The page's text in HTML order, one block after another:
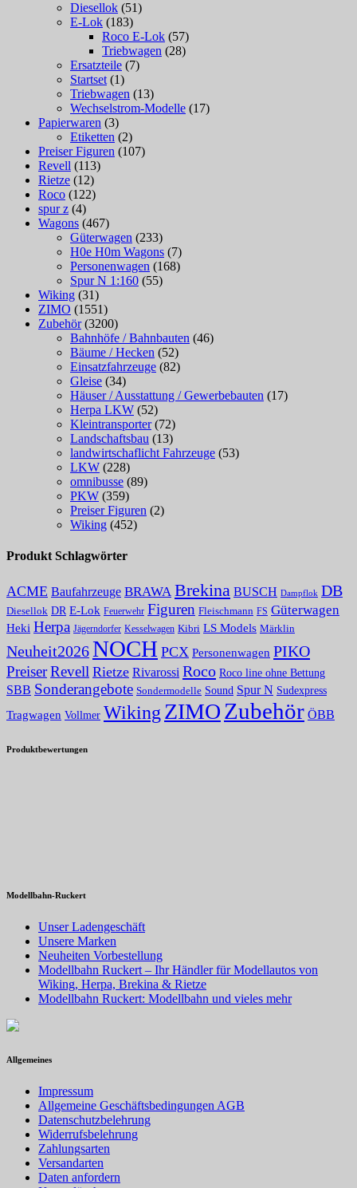
Diesellok (51)
E-Lok (183)
Roco E-Lok (57)
Triebwagen (28)
Ersatzteile (7)
Startset (1)
Triebwagen (13)
Wechselstrom-Modelle (17)
Papierwaren (3)
Etiketten (2)
Preiser Figuren (107)
Revell (113)
Rietze (12)
Roco (122)
spur z (4)
Wagons (467)
Güterwagen (233)
H0e H0m Wagons (7)
Personenwagen (168)
Spur N 1:160 (55)
Wiking (31)
ZIMO (1551)
Zubehör (3200)
Bahnhöfe / Bahnbauten (46)
Bäume / Hecken (52)
Einsatzfahrzeuge (82)
Gleise (34)
Häuser / Ausstattung / Gewerbebauten (17)
Herpa LKW (52)
Kleintransporter (72)
Landschaftsbau (13)
landwirtschaflicht Fahrzeuge (53)
LKW (228)
omnibusse (89)
PKW (359)
Preiser Figuren (2)
Wiking (452)
Produkt Schlagwörter
ACME Baufahrzeuge BRAWA Brekina BUSCH Dampflok DB
Diesellok DR E-Lok Feuerwehr Figuren Fleischmann FS Güterwagen
Heki Herpa Jägerndorfer Kesselwagen Kibri LS Models Märklin
Neuheit2026NOCH PCX Personenwagen PIKO
PreiserRevell Rietze Rivarossi Roco Roco line ohne Bettung
SBB Sonderangebote Sondermodelle Sound Spur N Sudexpress
Tragwagen Vollmer Wiking ZIMOZubehör ÖBB
Produktbewertungen
Modellbahn-Ruckert
Unser Ladengeschäft
Unsere Marken
Neuheiten Vorbestellung
Modellbahn Ruckert – Ihr Händler für Modellautos von
Wiking, Herpa, Brekina & Rietze
Modellbahn Ruckert: Modellbahn und vieles mehr
Allgemeines
Impressum
Allgemeine Geschäftsbedingungen AGB
Datenschutzbelehrung
Widerrufsbelehrung
Zahlungsarten
Versandarten
Daten anfordern